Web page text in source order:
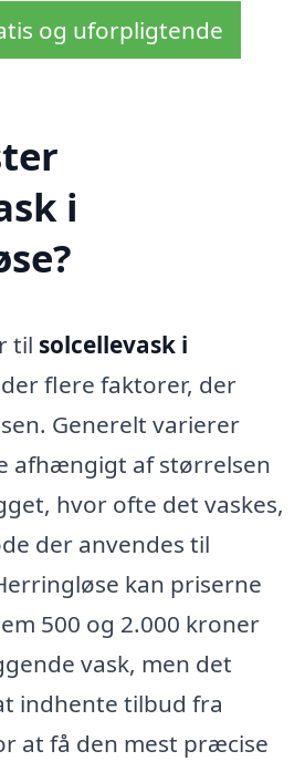
og uforpligtende
i
til solcellevask i
flere faktorer, der
Generelt varierer
afhængigt af størrelsen
hvor ofte det vaskes,
der anvendes til
kan priserne
500 og 2.000 kroner
vask, men det
indhente tilbud fra
at få den mest præcise